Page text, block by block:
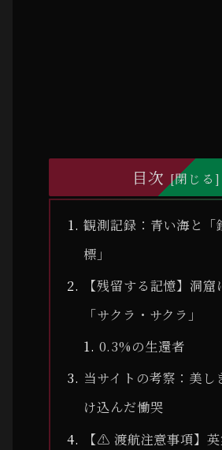
目次
観測記録：青い海と「
標」
【残留する記憶】洞
「サクラ・サクラ」
0.3%の生還者
当サイトの考察：美し
け込んだ慟哭
【⚠ 渡航注意事項】